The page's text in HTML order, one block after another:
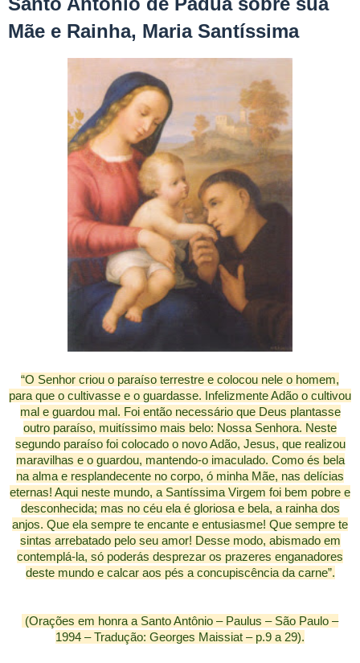
Mãe e Rainha, Maria Santíssima
“O Senhor criou o paraíso terrestre e colocou nele o homem,
para que o cultivasse e o guardasse. Infelizmente Adão o cultivou
mal e guardou mal. Foi então necessário que Deus plantasse
outro paraíso, muitíssimo mais belo: Nossa Senhora. Neste
segundo paraíso foi colocado o novo Adão, Jesus, que realizou
maravilhas e o guardou, mantendo-o imaculado. Como és bela
na alma e resplandecente no corpo, ó minha Mãe, nas delícias
eternas! Aqui neste mundo, a Santíssima Virgem foi bem pobre e
desconhecida; mas no céu ela é gloriosa e bela, a rainha dos
anjos. Que ela sempre te encante e entusiasme! Que sempre te
sintas arrebatado pelo seu amor! Desse modo, abismado em
contemplá-la, só poderás desprezar os prazeres enganadores
deste mundo e calcar aos pés a concupiscência da carne”.
(Orações em honra a Santo Antônio – Paulus – São Paulo –
1994 – Tradução: Georges Maissiat – p.9 a 29).